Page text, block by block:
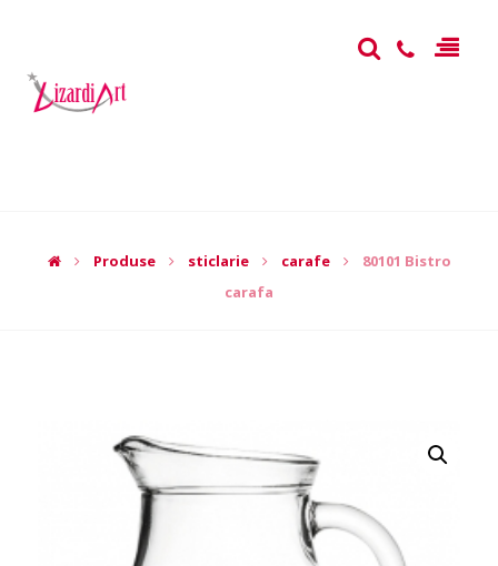
Produse sticlarie carafe
80101 Bistro
carafa